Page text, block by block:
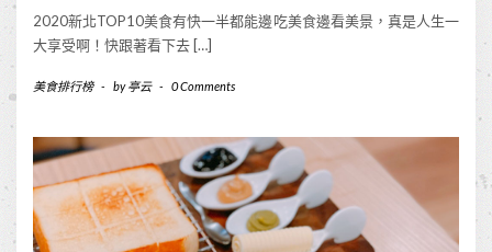
2020新北TOP10美食有快一半都能邊吃美食邊看美景，真是人生一
大享受啊！快跟著看下去 […]
美食排行榜 - by亭云 - 0 Comments